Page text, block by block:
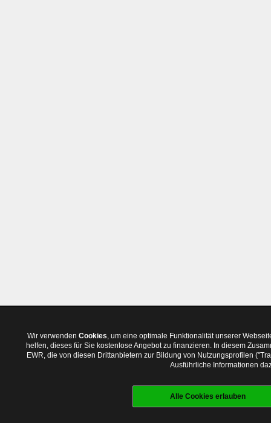
Wir verwenden Cookies, um eine optimale Funktionalität unserer
helfen, dieses für Sie kostenlose Angebot zu finanzieren. In diesem
EWR, die von diesen Drittanbietern zur Bildung von Nutzungsprofilen
Ausführliche Informationen
Alle Cookies erlauben